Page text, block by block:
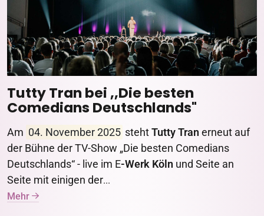
Tutty Tran bei ,,Die besten
Comedians Deutschlands"
Am 04. November 2025 stehtTutty Tran erneut auf
der Bühne der TV-Show „Die besten Comedians
Deutschlands“ - live im E-Werk Köln und Seite an
Seite mit einigen der...
Mehr